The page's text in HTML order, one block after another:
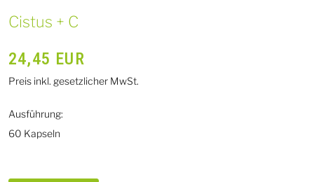
Cistus + C
24,45 EUR
Preis inkl. gesetzlicher MwSt.
Ausführung:
60 Kapseln